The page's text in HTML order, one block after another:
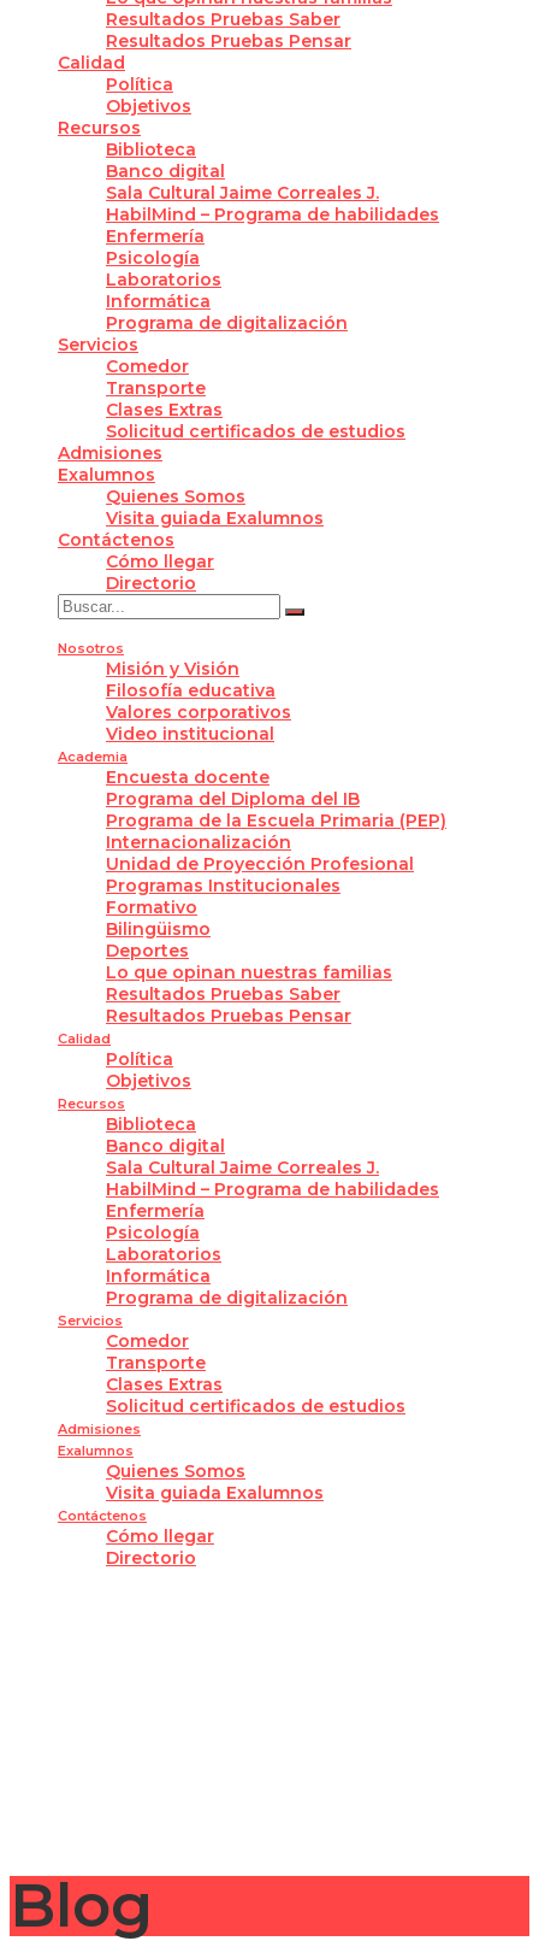
Resultados Pruebas Saber
Resultados Pruebas Pensar
Calidad
Política
Objetivos
Recursos
Biblioteca
Banco digital
Sala Cultural Jaime Correales J.
HabilMind – Programa de habilidades
Enfermería
Psicología
Laboratorios
Informática
Programa de digitalización
Servicios
Comedor
Transporte
Clases Extras
Solicitud certificados de estudios
Admisiones
Exalumnos
Quienes Somos
Visita guiada Exalumnos
Contáctenos
Cómo llegar
Directorio
Nosotros
Misión y Visión
Filosofía educativa
Valores corporativos
Video institucional
Academia
Encuesta docente
Programa del Diploma del IB
Programa de la Escuela Primaria (PEP)
Internacionalización
Unidad de Proyección Profesional
Programas Institucionales
Formativo
Bilingüismo
Deportes
Lo que opinan nuestras familias
Resultados Pruebas Saber
Resultados Pruebas Pensar
Calidad
Política
Objetivos
Recursos
Biblioteca
Banco digital
Sala Cultural Jaime Correales J.
HabilMind – Programa de habilidades
Enfermería
Psicología
Laboratorios
Informática
Programa de digitalización
Servicios
Comedor
Transporte
Clases Extras
Solicitud certificados de estudios
Admisiones
Exalumnos
Quienes Somos
Visita guiada Exalumnos
Contáctenos
Cómo llegar
Directorio
Blog